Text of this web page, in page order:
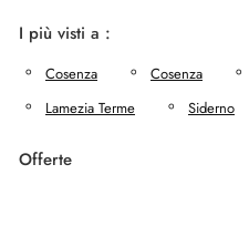
I più visti a :
Cosenza Cosenza
Lamezia Terme
Siderno
Offerte